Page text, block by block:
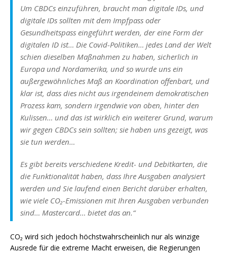
Um CBDCs einzuführen, braucht man digitale IDs, und
digitale IDs sollten mit dem Impfpass oder
Gesundheitspass eingeführt werden, der eine Form der
digitalen ID ist… Die Covid-Politiken… jedes Land der Welt
schien dieselben Maßnahmen zu haben, sicherlich in
Europa und Nordamerika, und so wurde uns ein
außergewöhnliches Maß an Koordination offenbart, und
klar ist, dass dies nicht aus irgendeinem demokratischen
Prozess kam, sondern irgendwie von oben, hinter den
Kulissen… und das ist wirklich ein weiterer Grund, warum
wir gegen CBDCs sein sollten; sie haben uns gezeigt, was
sie tun werden…
Es gibt bereits verschiedene Kredit- und Debitkarten, die
die Funktionalität haben, dass Ihre Ausgaben analysiert
werden und Sie laufend einen Bericht darüber erhalten,
wie viele CO₂-Emissionen mit Ihren Ausgaben verbunden
sind… Mastercard… bietet das an.“
CO₂ wird sich jedoch höchstwahrscheinlich nur als winzige
Ausrede für die extreme Macht erweisen, die Regierungen